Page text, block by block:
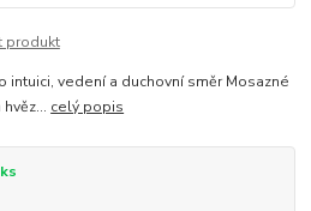
produkt
intuici, vedení a duchovní směr Mosazné
celý popis